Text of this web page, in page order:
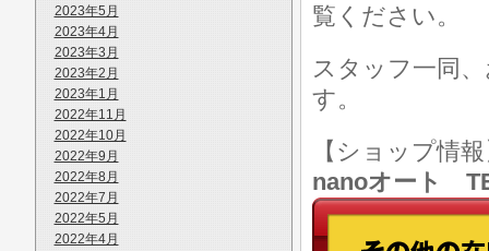
2023年5月
2023年4月
2023年3月
2023年2月
2023年1月
2022年11月
2022年10月
2022年9月
2022年8月
2022年7月
2022年5月
2022年4月
覧ください。
スタッフ一同
す。
【ショップ情
nanoオート